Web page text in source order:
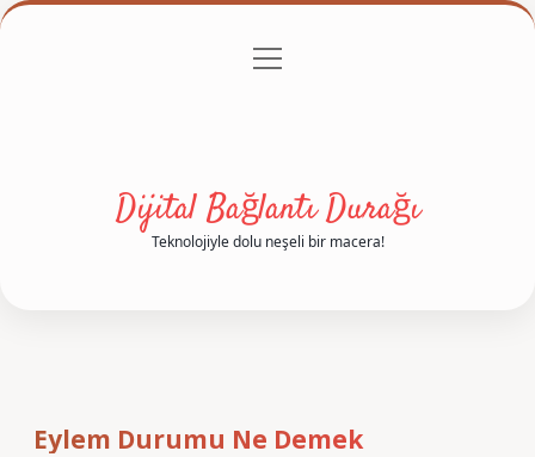
Gizlilik Politikası
menüyü
Dijital Bağlantı Durağı
Teknolojiyle dolu neşeli bir macera!
Eylem Durumu Ne Demek